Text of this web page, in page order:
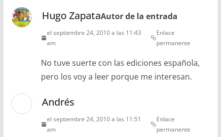
Hugo ZapataAutor de la entrada
el septiembre 24, 2010 a las 11:43
am
Enlace
permanente
No tuve suerte con las ediciones española,
pero los voy a leer porque me interesan.
Andrés
el septiembre 24, 2010 a las 11:51
am
Enlace
permanente